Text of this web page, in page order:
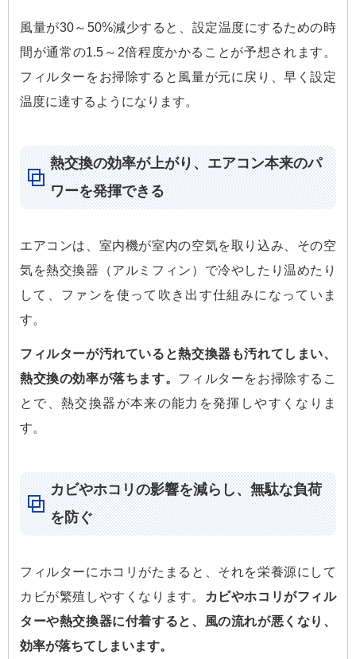
風量が30～50%減少すると、設定温度にするための時
間が通常の1.5～2倍程度かかることが予想されます。
フィルターをお掃除すると風量が元に戻り、早く設定
温度に達するようになります。
熱交換の効率が上がり、エアコン本来のパ
ワーを発揮できる
エアコンは、室内機が室内の空気を取り込み、その空
気を熱交換器（アルミフィン）で冷やしたり温めたり
して、ファンを使って吹き出す仕組みになっていま
す。
フィルターが汚れていると熱交換器も汚れてしまい、
熱交換の効率が落ちます。 フィルターをお掃除するこ
とで、熱交換器が本来の能力を発揮しやすくなりま
す。
カビやホコリの影響を減らし、無駄な負荷
を防ぐ
フィルターにホコリがたまると、それを栄養源にして
カビが繁殖しやすくなります。
カビやホコリがフィル
ターや熱交換器に付着すると、風の流れが悪くなり、
効率が落ちてしまいます。